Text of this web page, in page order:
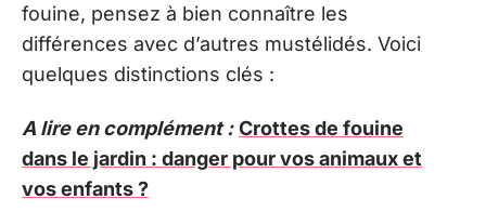
fouine, pensez à bien connaître les
différences avec d’autres mustélidés. Voici
quelques distinctions clés :
A lire en complément : Crottes de fouine
dans le jardin : danger pour vos animaux et
vos enfants ?